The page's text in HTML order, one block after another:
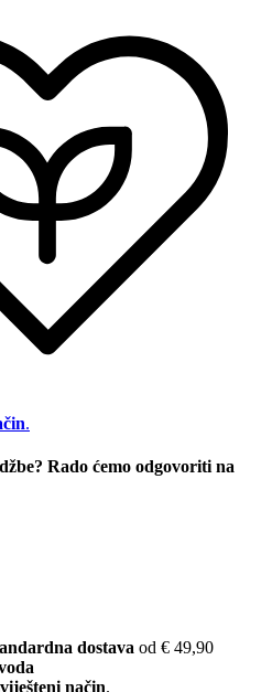
.
Rado ćemo odgovoriti na
dostava od € 49,90
način.